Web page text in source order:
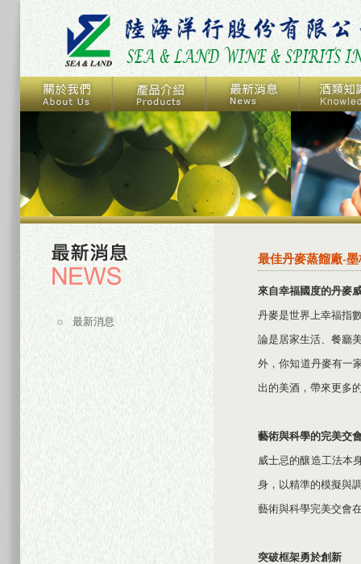
最新消息
最佳丹麥蒸餾廠-
來自幸福國度的丹麥
丹麥是世界上幸福指
論是居家生活、餐廳
外，你知道丹麥有一
出的美酒，帶來更多
藝術與科學的完美交
威士忌的釀造工法本
身，以精準的模擬與
藝術與科學完美交會
突破框架勇於創新